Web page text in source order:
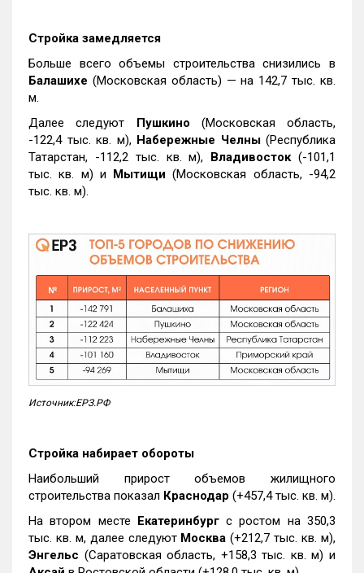
Стройка замедляется
Больше всего объемы строительства снизились в
Балашихе (Московская область) — на 142,7 тыс. кв.
м.
Далее следуют Пушкино (Московская область,
-122,4 тыс. кв. м), Набережные Челны(Республика
Татарстан, -112,2 тыс. кв. м), Владивосток(-101,1
тыс. кв. м) и Мытищи (Московская область, -94,2
тыс. кв. м).
Источник:ЕРЗ.РФ
Стройка набирает обороты
Наибольший прирост объемов жилищного
строительства показал Краснодар (+457,4 тыс. кв. м).
На втором месте Екатеринбургс ростом на 350,3
тыс. кв. м, далее следуют Москва (+212,7 тыс. кв. м),
Энгельс (Саратовская область, +158,3 тыс. кв. м) и